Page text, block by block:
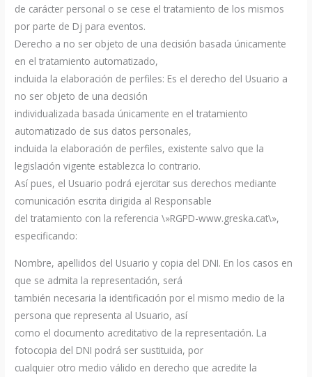
de carácter personal o se cese el tratamiento de los mismos
por parte de Dj para eventos.
Derecho a no ser objeto de una decisión basada únicamente
en el tratamiento automatizado,
incluida la elaboración de perfiles: Es el derecho del Usuario a
no ser objeto de una decisión
individualizada basada únicamente en el tratamiento
automatizado de sus datos personales,
incluida la elaboración de perfiles, existente salvo que la
legislación vigente establezca lo contrario.
Así pues, el Usuario podrá ejercitar sus derechos mediante
comunicación escrita dirigida al Responsable
del tratamiento con la referencia \»RGPD-www.greska.cat\»,
especificando:
Nombre, apellidos del Usuario y copia del DNI. En los casos en
que se admita la representación, será
también necesaria la identificación por el mismo medio de la
persona que representa al Usuario, así
como el documento acreditativo de la representación. La
fotocopia del DNI podrá ser sustituida, por
cualquier otro medio válido en derecho que acredite la